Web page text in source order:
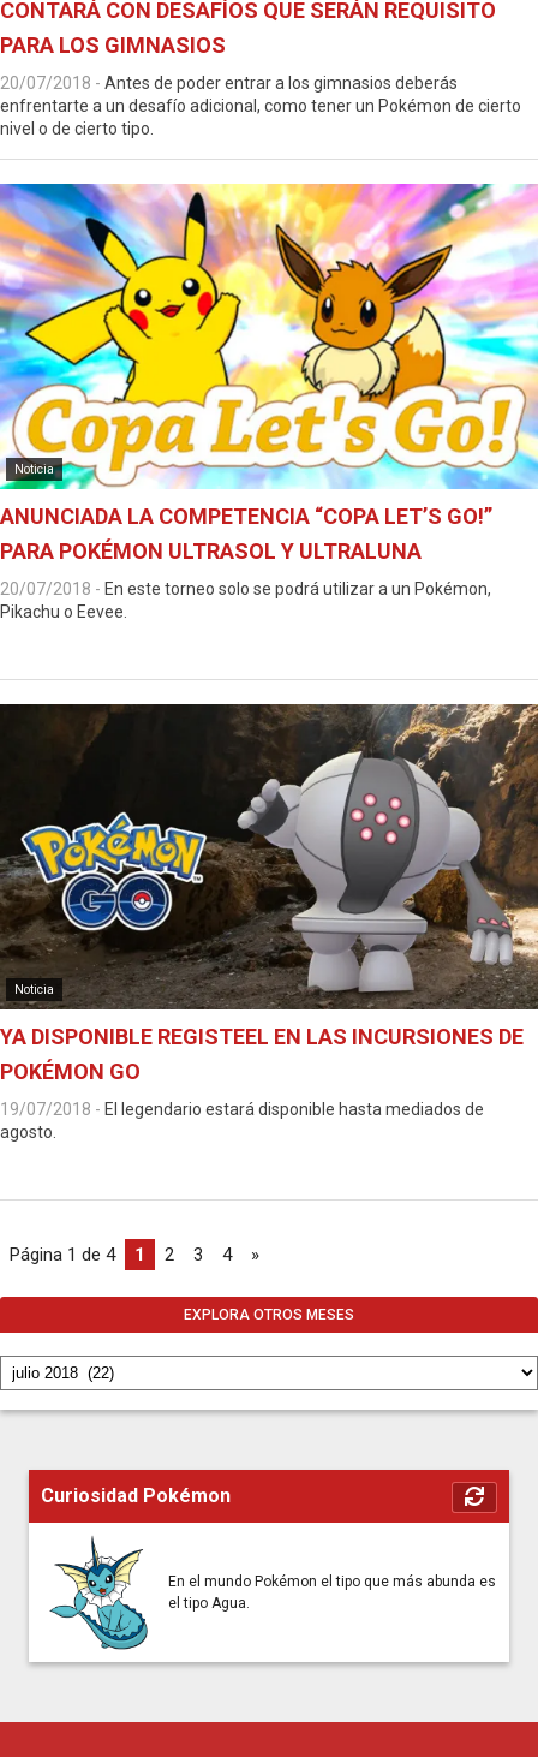
CONTARÁ CON DESAFÍOS QUE SERÁN REQUISITO
PARA LOS GIMNASIOS
20/07/2018 - Antes de poder entrar a los gimnasios deberás
enfrentarte a un desafío adicional, como tener un Pokémon de cierto
nivel o de cierto tipo.
Noticia
ANUNCIADA LA COMPETENCIA “COPA LET’S GO!”
PARA POKÉMON ULTRASOL Y ULTRALUNA
20/07/2018 - En este torneo solo se podrá utilizar a un Pokémon,
Pikachu o Eevee.
Noticia
YA DISPONIBLE REGISTEEL EN LAS INCURSIONES DE
POKÉMON GO
19/07/2018 - El legendario estará disponible hasta mediados de
agosto.
Página 1 de 4 1 2 3 4 »
EXPLORA OTROS MESES
Curiosidad Pokémon
En el mundo Pokémon el tipo que más abunda es
el tipo Agua.